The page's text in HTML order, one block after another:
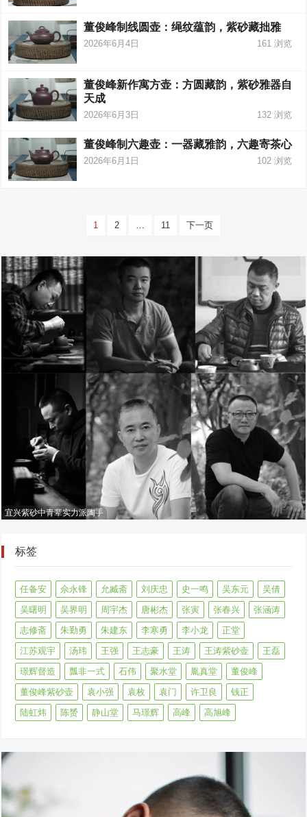
董俊峰制线圆壶：绳纹蕴韵，紫砂藏拙雅
2026年6月4日 161浏览
董俊峰新作寓方壶：方圆藏韵，紫砂雅器自
天成
2026年6月3日 132浏览
董俊峰制六趣壶：一器藏雅韵，六趣寄茶心
2026年6月1日 102浏览
分
页
1 2 11 下一页
宜兴紫砂中青辈实力派陶手
标签
任备安 佘永锋 允臧斋 刘庆忠 史一鸣 吴东元
吴倩
吴曙明
吴界明 周宇杰 唐彬杰 张寅 张春兴
张涵涛
志修斋
朱勤勇 朱建东 李寒勇 李小龙
正堂
江苏观宇
汤玮 王强 王志豪 王涛 王涛紫砂壶
王磊
璟辉督造
瓢非一式 石伟 聚水堂 胤真堂
董俊峰
董俊峰紫砂壶
袁小强 袁枚 袁门 许卫良
钱正
陆虹炜
陈赟 静山堂 马璟辉 高峰 高旭峰